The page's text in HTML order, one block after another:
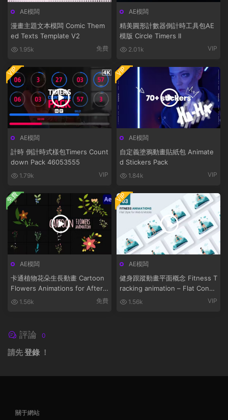
AE模闆
漫畫主題文本模闆 Comic Them
ed Texts Template V2
1.95k 免費
AE模闆
精美圓形計數器倒計時工具包AE
模版 Circle Timers II
2.01k VIP
AE模闆
計時 倒計時式樣包Timers Count
down Pack 46053555
1.79k VIP
VIP
AE模闆
自定義塗鴉動畫貼紙包 Animate
d Stickers Pack
1.84k VIP
VIP
AE模闆
卡通植物花朵生長動畫 Cartoon
Flowers Animations for After
Effects
1.56k 免費
免費
AE模闆
健身跟蹤動畫平面概念 Fitness T
racking animation – Flat Conce
pt 1.56k VIP
VIP
評論 0
請先登錄 ！
關于網站